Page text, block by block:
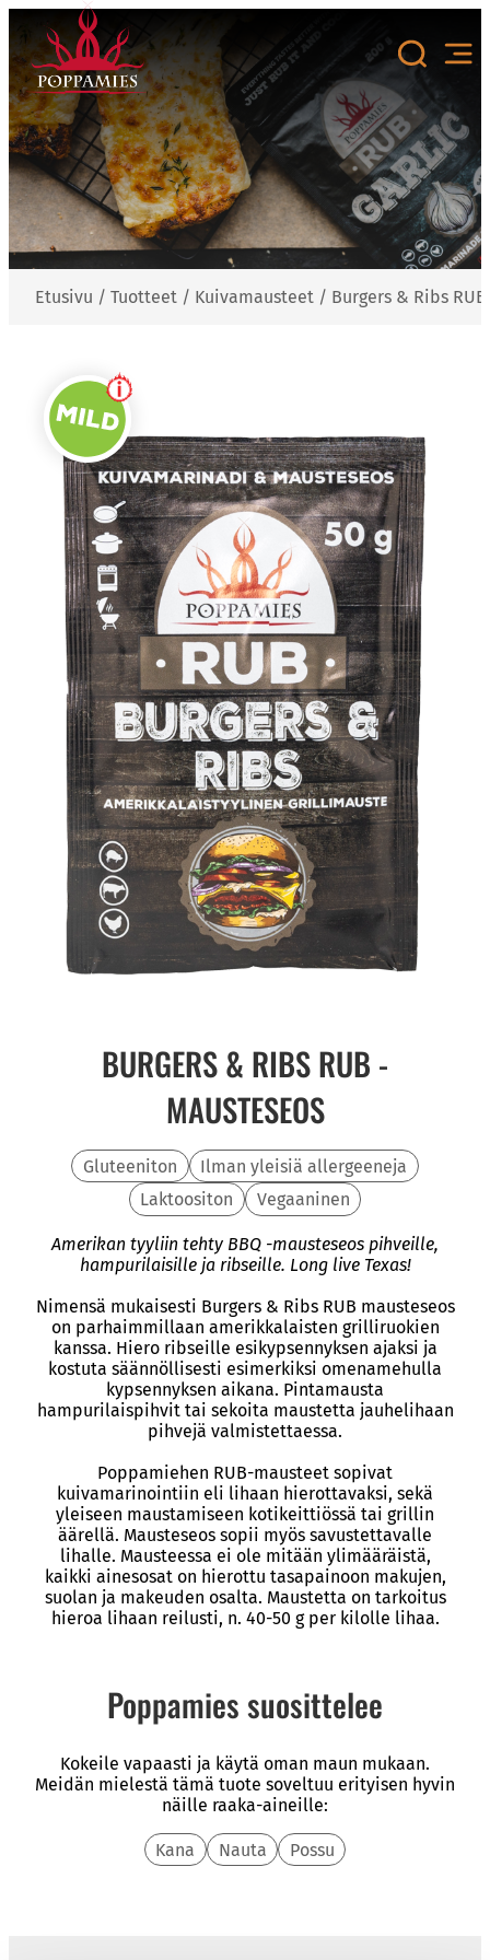
Siirry
sisältöön
Etusivu / Tuotteet / Kuivamausteet / Burgers & Ribs
BURGERS & RIBS RUB -
MAUSTESEOS
Gluteeniton
Ilman yleisiä allergeeneja
Laktoositon
Vegaaninen
Amerikan tyyliin tehty BBQ -mausteseos pihveille,
hampurilaisille ja ribseille. Long live Texas!
Nimensä mukaisesti Burgers & Ribs RUB mausteseos
on parhaimmillaan amerikkalaisten grilliruokien
kanssa. Hiero ribseille esikypsennyksen ajaksi ja
kostuta säännöllisesti esimerkiksi omenamehulla
kypsennyksen aikana. Pintamausta
hampurilaispihvit tai sekoita maustetta jauhelihaan
pihvejä valmistettaessa.
Poppamiehen RUB-mausteet sopivat
kuivamarinointiin eli lihaan hierottavaksi, sekä
yleiseen maustamiseen kotikeittiössä tai grillin
äärellä. Mausteseos sopii myös savustettavalle
lihalle. Mausteessa ei ole mitään ylimääräistä,
kaikki ainesosat on hierottu tasapainoon makujen,
suolan ja makeuden osalta. Maustetta on tarkoitus
hieroa lihaan reilusti, n. 40-50 g per kilolle lihaa.
Poppamies suosittelee
Kokeile vapaasti ja käytä oman maun mukaan.
Meidän mielestä tämä tuote soveltuu erityisen hyvin
näille raaka-aineille:
Kana Nauta Possu